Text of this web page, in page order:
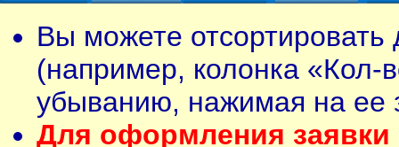
Вы можете
(например, колонка «Кол-
убыванию, нажимая на ее
Для оформления заявки